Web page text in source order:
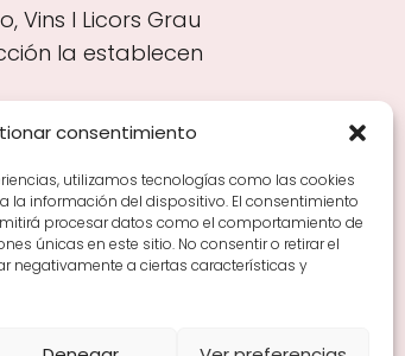
consentimiento
utilizamos tecnologías como las cookies
la información del dispositivo. El consentimiento
procesar datos como el comportamiento de
únicas en este sitio. No consentir o retirar el
negativamente a ciertas características y
Vins I Licors Grau
la establecen
por ciudades
Tipos de Rioja y
para empezar
Zonas de Rioja y